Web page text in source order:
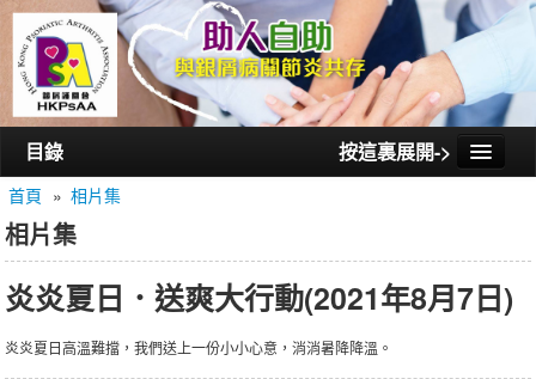
目錄 按這裏展開->
首頁
認識銀屑護關會
認識銀屑關節炎
活動/講座
首頁 » 相片集
相片集
炎炎夏日．送爽大行動(2021年8月7日)
炎炎夏日高溫難擋，我們送上一份小小心意，消消暑降降溫。